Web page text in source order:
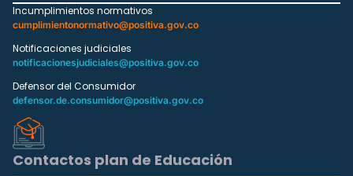
Incumplimientos normativos
cumplimientonormativo@positiva.gov.co
Notificaciones judiciales
notificacionesjudiciales@positiva.gov.co
Defensor del Consumidor
defensor.de.consumidor@positiva.gov.co
Contactos plan de Educación